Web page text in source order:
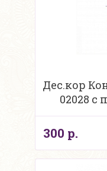
Дес.кор
02028 с
300 р.